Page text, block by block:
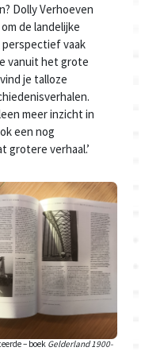
Dolly Verhoeven
de landelijke
vaak
vanuit het grote
je talloze
meer inzicht in
een nog
grotere verhaal.’
– boek Gelderland 1900-